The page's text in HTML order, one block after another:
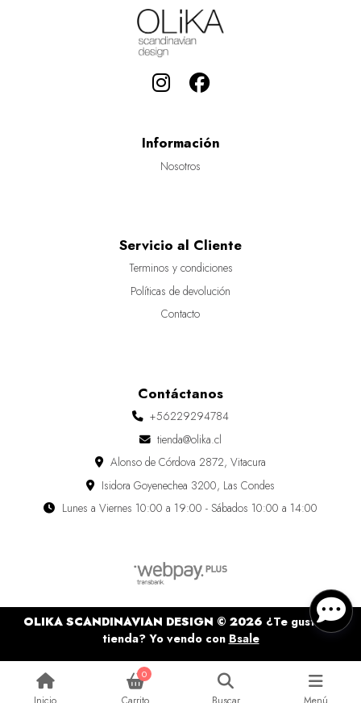
Información
Nosotros
Servicio al Cliente
Terminos y condiciones
Políticas de devolución
Contacto
Contáctanos
+56229294784
tienda@olika.cl
Alonso de Córdova 2872, Vitacura
Isidora Goyenechea 3200, Las Condes
Lunes a Viernes 10:00 a 19:00 - Sábados 10:00 a 14:00
OLIKA SCANDINAVIAN DESIGN © 2026 ¿Te gusta mi
tienda? Yo vendo con Bsale
0